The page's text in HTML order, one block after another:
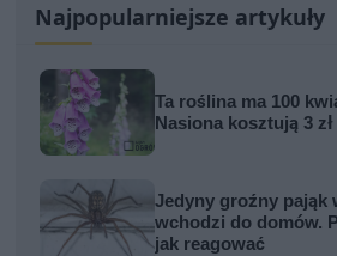
Najpopularniejsze artykuły
Ta roślina ma 100
Nasiona kosztują 3 zł
Jedyny groźny pająk
wchodzi do domów.
jak reagować